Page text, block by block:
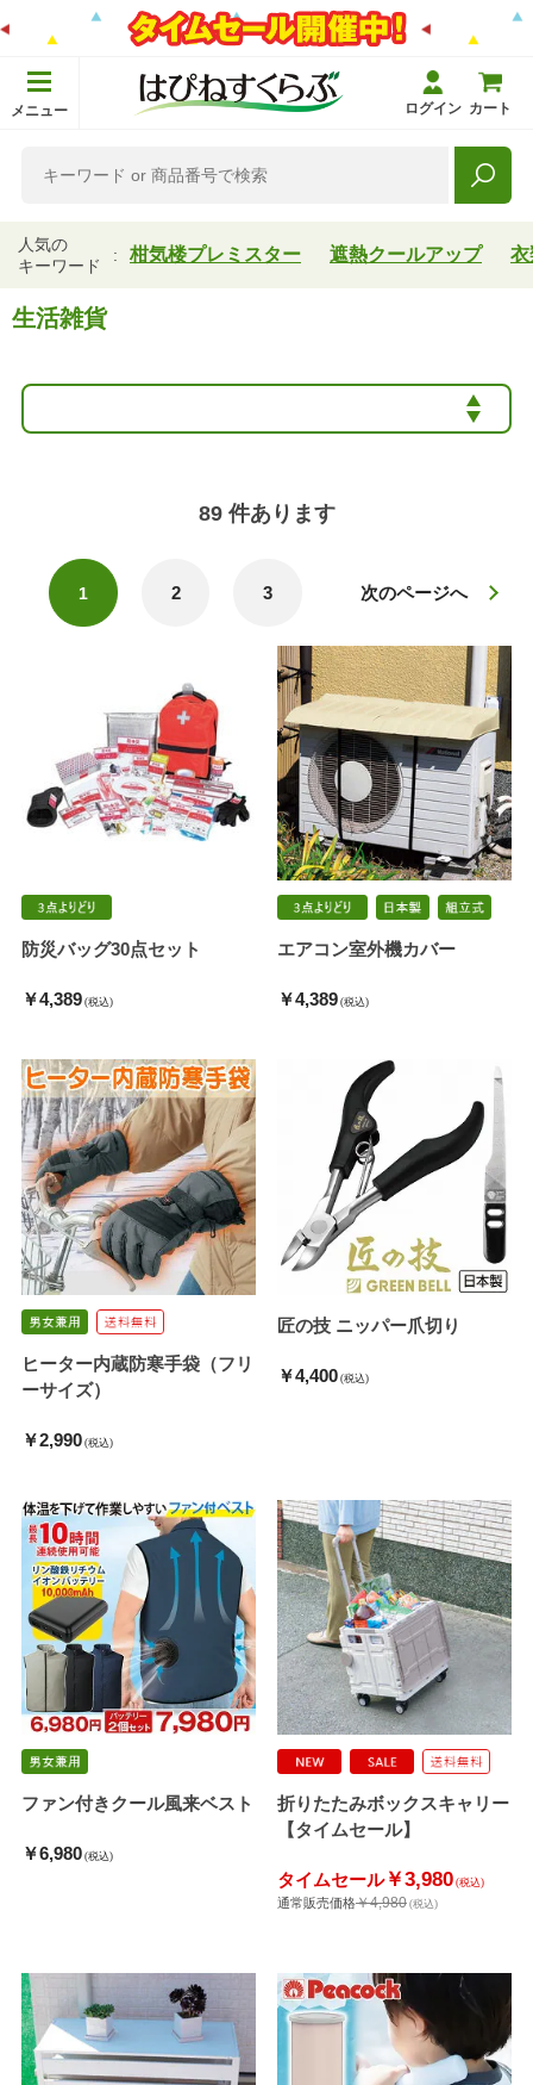
メニュー ログイン カート
人気の
キーワード
柑気楼プレミスター 遮熱クールアップ 衣
生活雑貨
89 件あります
1 2 3 次のページへ
防災バッグ30点セット
￥4,389 (税込)
エアコン室外機カバー
￥4,389 (税込)
ヒーター内蔵防寒手袋（フリ
ーサイズ）
￥2,990 (税込)
匠の技 ニッパー爪切り
￥4,400 (税込)
ファン付きクール風来ベスト
￥6,980 (税込)
折りたたみボックスキャリー
【タイムセール】
タイムセール￥3,980 (税込)
通常販売価格￥4,980 (税込)